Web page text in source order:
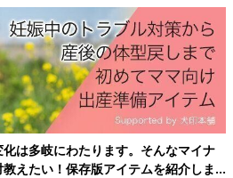
は多岐にわたります。そんなマイナ
えたい！保存版アイテムを紹介しま